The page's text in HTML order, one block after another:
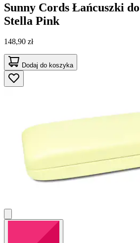
Sunny Cords Łańcuszki
Stella Pink
148,90 zł
Dodaj do koszyka